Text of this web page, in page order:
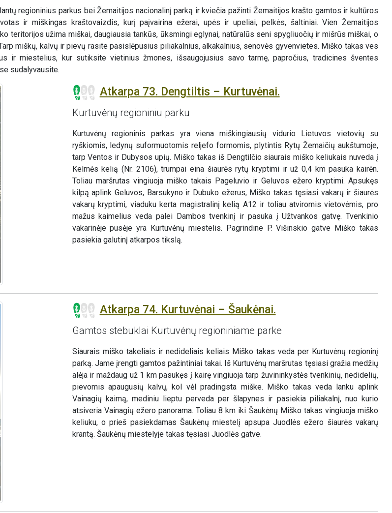
regioninius parkus bei Žemaitijos nacionalinį parką ir kviečia pažinti Žemaitijos krašto gamtos ir kultūros
ir miškingas kraštovaizdis, kurį paįvairina ežerai, upės ir upeliai, pelkės, šaltiniai. Vien Žemaitijos
teritorijos užima miškai, daugiausia tankūs, ūksmingi eglynai, natūralūs seni spygliuočių ir mišrūs miškai, o
miškų, kalvų ir pievų rasite pasislėpusius piliakalnius, alkakalnius, senovės gyvenvietes. Miško takas ves
ir miestelius, kur sutiksite vietinius žmones, išsaugojusius savo tarmę, papročius, tradicines šventes
sudalyvausite.
Atkarpa 73. Dengtiltis – Kurtuvėnai.
Kurtuvėnų regioniniu parku
Kurtuvėnų regioninis parkas yra viena miškingiausių vidurio Lietuvos vietovių su
ryškiomis, ledynų suformuotomis reljefo formomis, plytintis Rytų Žemaičių aukštumoje,
tarp Ventos ir Dubysos upių. Miško takas iš Dengtilčio siaurais miško keliukais nuveda į
Kelmės kelią (Nr. 2106), trumpai eina šiaurės rytų kryptimi ir už 0,4 km pasuka kairėn.
Toliau maršrutas vingiuoja miško takais Pageluvio ir Geluvos ežero kryptimi. Apsukęs
kilpą aplink Geluvos, Barsukyno ir Dubuko ežerus, Miško takas tęsiasi vakarų ir šiaurės
vakarų kryptimi, viaduku kerta magistralinį kelią A12 ir toliau atviromis vietovėmis, pro
mažus kaimelius veda palei Dambos tvenkinį ir pasuka į Užtvankos gatvę. Tvenkinio
vakarinėje pusėje yra Kurtuvėnų miestelis. Pagrindine P. Višinskio gatve Miško takas
pasiekia galutinį atkarpos tikslą.
Atkarpa 74. Kurtuvėnai – Šaukėnai.
Gamtos stebuklai Kurtuvėnų regioniniame parke
Siaurais miško takeliais ir nedideliais keliais Miško takas veda per Kurtuvėnų regioninį
parką. Jame įrengti gamtos pažintiniai takai. Iš Kurtuvėnų maršrutas tęsiasi gražia medžių
alėja ir maždaug už 1 km pasukęs į kairę vingiuoja tarp žuvininkystės tvenkinių, nedidelių,
pievomis apaugusių kalvų, kol vėl pradingsta miške. Miško takas veda lanku aplink
Vainagių kaimą, mediniu lieptu perveda per šlapynes ir pasiekia piliakalnį, nuo kurio
atsiveria Vainagių ežero panorama. Toliau 8 km iki Šaukėnų Miško takas vingiuoja miško
keliuku, o prieš pasiekdamas Šaukėnų miestelį apsupa Juodlės ežero šiaurės vakarų
krantą. Šaukėnų miestelyje takas tęsiasi Juodlės gatve.